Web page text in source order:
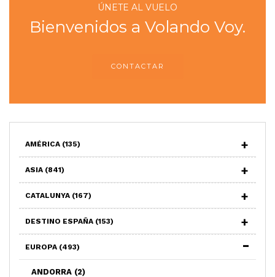
ÚNETE AL VUELO
Bienvenidos a Volando Voy.
CONTACTAR
AMÉRICA (135)
ASIA (841)
CATALUNYA (167)
DESTINO ESPAÑA (153)
EUROPA (493)
ANDORRA (2)